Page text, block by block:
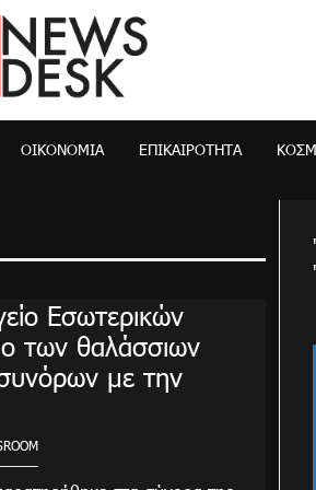
ΟΙΚΟΝΟΜΊΑ ΕΠΙΚΑΙΡΌΤΗΤΑ
Εσωτερικών
των θαλάσσιων
με την